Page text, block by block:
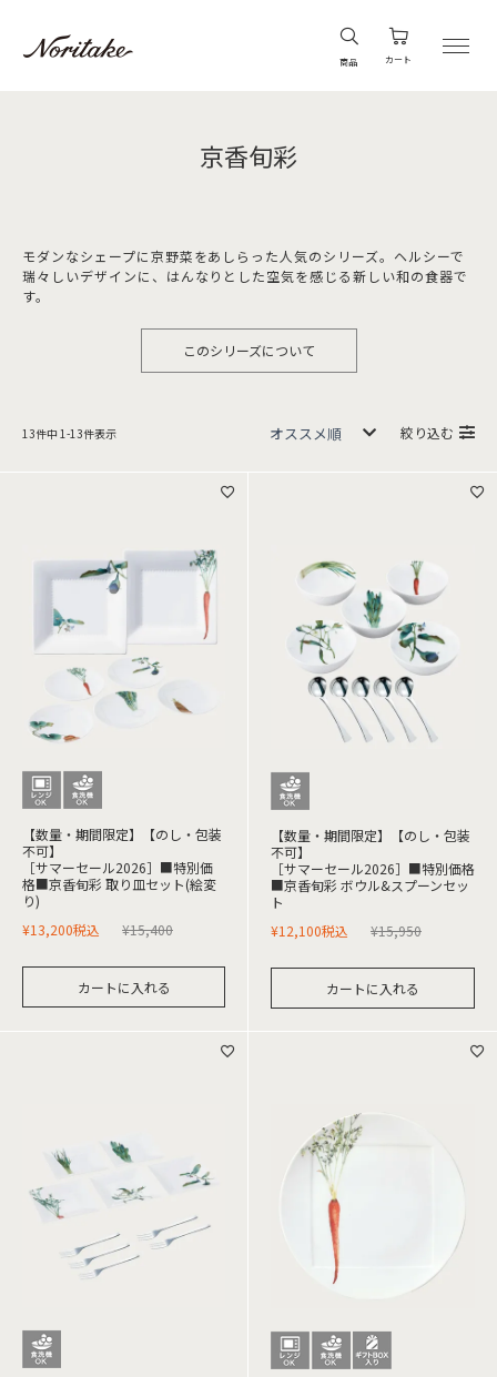
商品 カート
京香旬彩
モダンなシェープに京野菜をあしらった人気のシリーズ。ヘルシーで
瑞々しいデザインに、はんなりとした空気を感じる新しい和の食器で
す。
このシリーズについて
13件中 1 -13件表示 絞り込む
【数量・期間限定】【のし・包装
不可】
［サマーセール2026］■特別価
格■京香旬彩 取り皿セット(絵変
り)
¥15,400
¥13,200税込
カートに入れる
【数量・期間限定】【のし・包装
不可】
［サマーセール2026］■特別価格
■京香旬彩 ボウル&スプーンセッ
ト
¥15,950
¥12,100税込
カートに入れる